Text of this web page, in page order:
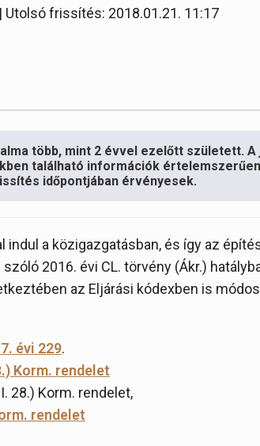
Utolsó frissítés: 2018.01.21. 11:17
több, mint 2 évvel ezelőtt született. A
található információk
időpontjában érvényesek.
a közigazgatásban, és így az
2016. évi CL. törvény (Ákr.)
az Eljárási kódexben is
évi 229.
Korm. rendelet
28.) Korm. rendelet,
rendelet